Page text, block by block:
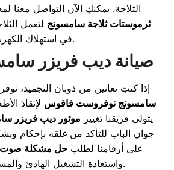
الثلاجة. يمكنكِ الآن التواصل معنا
ثرموستات ثلاجة سامسونج لتعمل
في استهلاك الكهرباء.
صيانة ديب فريزر
إذا كنتِ تعانين من ذوبان التجميد،
سامسونج نوفروست فاقوس لإنقاذ
يتولى فريقنا تغيير موتور ديب فريزر
جوان الباب للتأكد من غلقه بإحكام
على أرقامنا لطلب حل مشكلة صوت
واستعادة التشغيل الهادئ والمستقر في منزلكِ.